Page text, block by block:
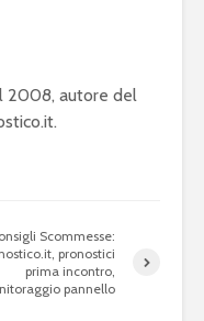
2008, autore del
Scommesse:
pronostici
prima incontro,
pannello